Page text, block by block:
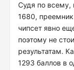
Судя по всему,
1680,
чипсет явно
поэтому не
результатам.
1293 баллов в